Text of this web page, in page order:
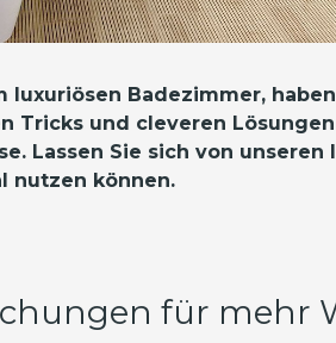
luxuriösen Badezimmer,
Tricks und cleveren
Lassen Sie sich von
nutzen können.
für mehr